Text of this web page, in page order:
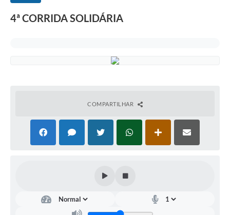
Licitações anteriores
Estatuto dos Servidores Municipais
4ª CORRIDA SOLIDÁRIA
COMPARTILHAR